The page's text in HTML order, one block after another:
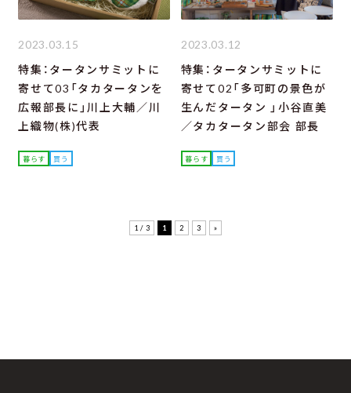
2023.03.15
特集：タータンサミットに
寄せて03「タカタータンを
広報部長に」川上大輔／川
上織物(株)代表
暮らす 買う
2023.03.12
特集：タータンサミットに
寄せて02「多可町の景色が
生んだタータン 」小谷直美
／タカタータン部会 部長
暮らす 買う
1 / 3 1 2 3 »